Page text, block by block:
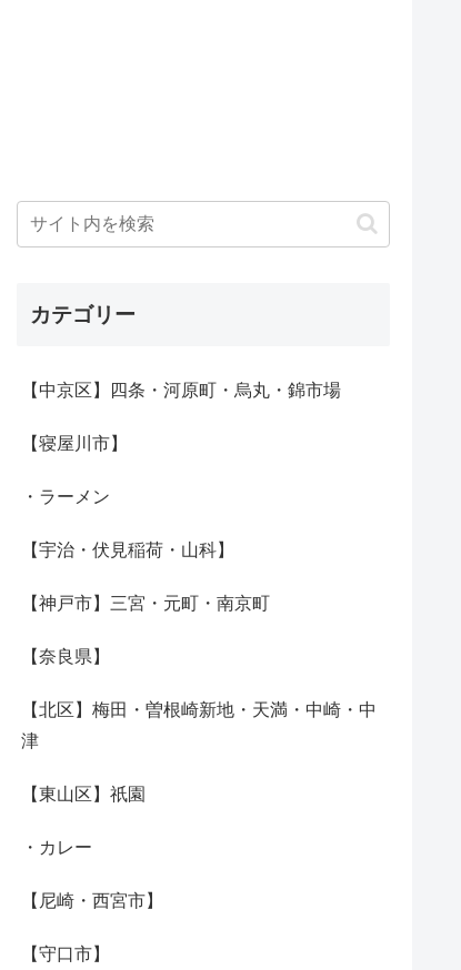
カテゴリー
【中京区】四条・河原町・烏丸・錦市場
【寝屋川市】
・ラーメン
【宇治・伏見稲荷・山科】
【神戸市】三宮・元町・南京町
【奈良県】
【北区】梅田・曽根崎新地・天満・中崎・中
津
【東山区】祇園
・カレー
【尼崎・西宮市】
【守口市】